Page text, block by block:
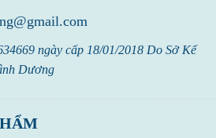
ngày cấp 18/01/2018 Do Sở Kế
Dương